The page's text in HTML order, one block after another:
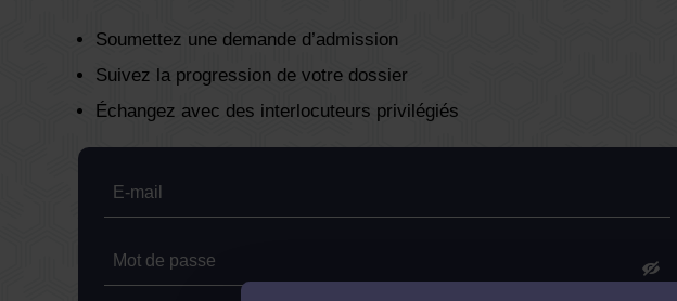
Soumettez une demande d’admission
Suivez la progression de votre dossier
Échangez avec des interlocuteurs privilégiés